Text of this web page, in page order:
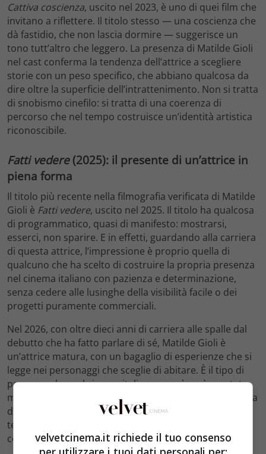
Cattiva coscienza, uscito nel 2023, è uno di quei film che
invitano a riflettere. Il titolo stesso — una coscienza che
dà fastidio, che non lascia dormire — suggerisce un
tono tutt’altro che leggero. La presenza di Matilde Gioli
nel cast conferma la tendenza dell’attrice a scegliere
storie con un peso specifico, che abbiano qualcosa da
dire oltre la superficie dell’intrattenimento. Non si tratta
di snobismo cinefilo: si tratta di una coerenza di
percorso che nel tempo costruisce un’identità artistica
riconoscibile.
Fatti vedere(2025): il presente di un’attrice in
piena forma
Il titolo più recente nella filmografia verificata di Matilde
Gioli è Fatti vedere, uscito nel 2025. Il titolo ha qualcosa
di programmatico, quasi di manifesto: mostrarsi,
esserci, non sparire. E in effetti, guardando alla carriera
di questa attrice, l’impressione è proprio quella di
qualcuno che ha scelto di costruire la propria presenza
nel cinema italiano con pazienza e determinazione,
senza cedere alle lusinghe della visibilità facile o dei
progetti puramente commerciali.
Nel 2026, con oltre dieci anni di carriera alle spalle dal
debutto che ha fatto parlare di sé, Matilde Gioli è
un’attrice matura, con un bagaglio di esperienze che si
legge nei personaggi che sceglie di abitare. È il tipo di
percorso che, nel cinema italiano, non è così scontato:
molti esordi brillanti si perdono nel tempo, travolti dalla
difficoltà di trovare progetti all’altezza o dalla
tentazione di inseguire la popolarità televisiva a tutti i
costi.
velvetcinema.it richiede il tuo consenso